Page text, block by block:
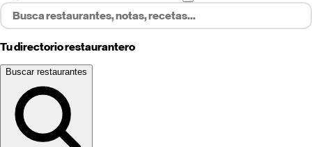
Tu directorio restaurantero
Buscar restaurantes